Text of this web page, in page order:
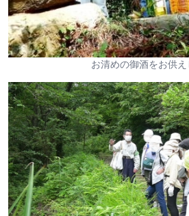
お清めの御酒をお供え